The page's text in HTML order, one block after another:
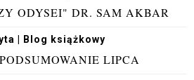
ODYSEI" DR. SAM AKBAR
| Blog książkowy
LIPCA